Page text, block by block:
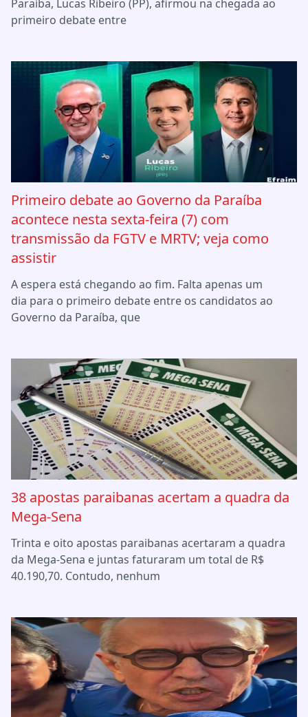
Paraíba, Lucas Ribeiro (PP), afirmou na chegada ao
primeiro debate entre
Primeiro debate ao Governo da Paraíba
acontece nesta sexta-feira (7) com
transmissão da FGTV e MRTV; veja como
assistir
A espera está chegando ao fim. Falta apenas um
dia para o primeiro debate entre os candidatos ao
Governo da Paraíba, que
38 apostas paraibanas acertam a quadra da
Mega-Sena
Trinta e oito apostas paraibanas acertaram a quadra
da Mega-Sena e juntas faturaram um total de R$
40.190,70. Contudo, nenhum